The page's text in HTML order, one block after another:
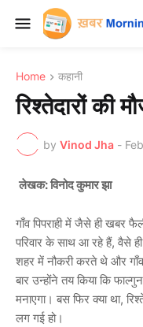
Home कहानी
रिश्तेदारों की
by Vinod Jha -
लेखक: विनोद कुमार झा
गाँव पिपराही में जैसे ही खबर
परिवार के साथ आ रहे हैं, वैसे
शहर में नौकरी करते थे और
बार उन्होंने तय किया कि
मनाएगा। बस फिर क्या था,
लग गई हो।